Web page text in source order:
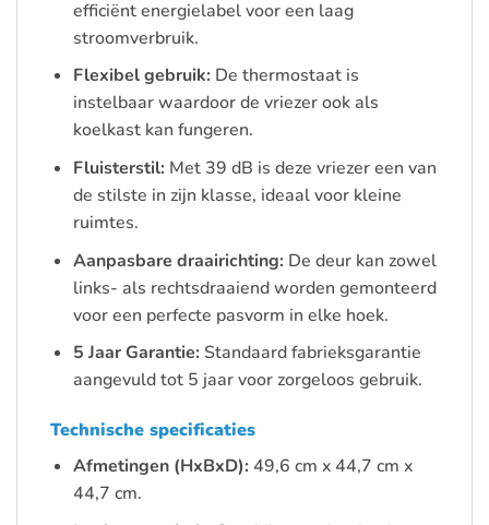
efficiënt energielabel voor een laag
stroomverbruik.
Flexibel gebruik: De thermostaat is
instelbaar waardoor de vriezer ook als
koelkast kan fungeren.
Fluisterstil: Met 39 dB is deze vriezer een van
de stilste in zijn klasse, ideaal voor kleine
ruimtes.
Aanpasbare draairichting: De deur kan zowel
links- als rechtsdraaiend worden gemonteerd
voor een perfecte pasvorm in elke hoek.
5 Jaar Garantie: Standaard fabrieksgarantie
aangevuld tot 5 jaar voor zorgeloos gebruik.
Technische specificaties
Afmetingen (HxBxD): 49,6 cm x 44,7 cm x
44,7 cm.